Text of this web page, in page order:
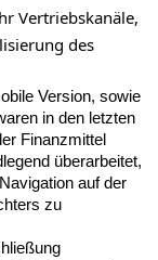
Vertriebskanäle,
des
Version, sowie
in den letzten
Finanzmittel
überarbeitet,
auf der
zu